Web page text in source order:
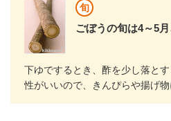
旬
ごぼうの旬は4～5月
下ゆでするとき、酢を少し落と
性がいいので、きんぴらや揚げ物